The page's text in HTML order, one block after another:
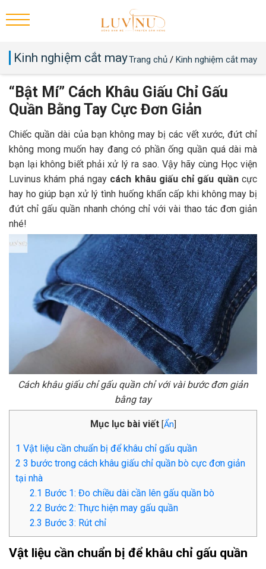
Kinh nghiệm cắt mayTrang chủ / Kinh nghiệm cắt may
“Bật Mí” Cách Khâu Giấu Chỉ Gấu
Quần Bằng Tay Cực Đơn Giản
Chiếc quần dài của bạn không may bị các vết xước, đứt chỉ
không mong muốn hay đang có phần ống quần quá dài mà
bạn lại không biết phải xử lý ra sao. Vậy hãy cùng Học viện
Luvinus khám phá ngay cách khâu giấu chỉ gấu quầncực
hay ho giúp bạn xử lý tình huống khẩn cấp khi không may bị
đứt chỉ gấu quần nhanh chóng chỉ với vài thao tác đơn giản
nhé!
Cách khâu giấu chỉ gấu quần chỉ với vài bước đơn giản
bằng tay
Mục lục bài viết [Ẩn
1 Vật liệu cần chuẩn bị để khâu chỉ gấu quần
2 3 bước trong cách khâu giấu chỉ quần bò cực đơn giản
tại nhà
2.1 Bước 1: Đo chiều dài cần lên gấu quần bò
2.2 Bước 2: Thực hiện may gấu quần
2.3 Bước 3: Rút chỉ
Vật liệu cần chuẩn bị để khâu chỉ gấu quần